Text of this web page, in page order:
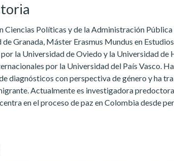
Ciencias Políticas y de la Administración
Granada, Máster Erasmus Mundus en
la Universidad de Oviedo y la Universidad de
por la Universidad del País Vasco.
diagnósticos con perspectiva de género y ha
Actualmente es investigadora
en el proceso de paz en Colombia desde